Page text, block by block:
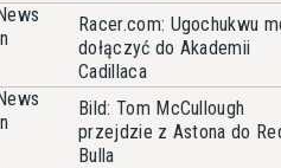
Racer.com: Ugochukwu
dołączyć do Akademii
Cadillaca
Bild: Tom McCullough
przejdzie z Astona do
Bulla